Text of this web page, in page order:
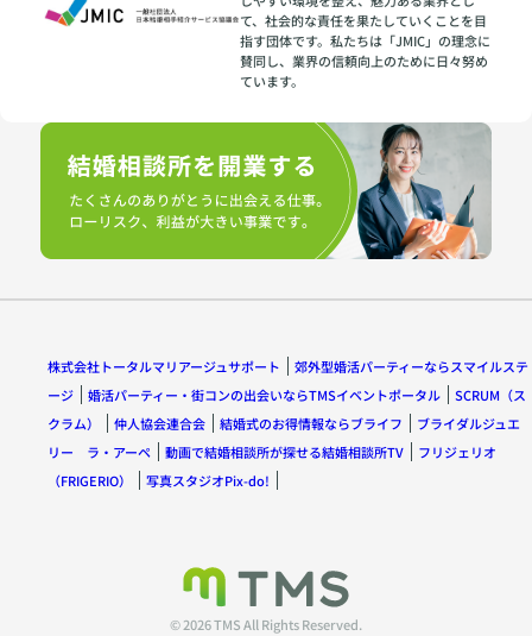
て、社会的な責任を果たしていくことを目
指す団体です。私たちは「JMIC」の理念に
賛同し、業界の信頼向上のために日々努め
ています。
株式会社トータルマリアージュサポート
郊外型婚活パーティーならスマイルステ
ージ
婚活パーティー・街コンの出会いならTMSイベントポータル
SCRUM（ス
クラム）
仲人協会連合会 結婚式のお得情報ならブライフ
ブライダルジュエ
リー ラ・アーペ
動画で結婚相談所が探せる結婚相談所TV
フリジェリオ
（FRIGERIO）
写真スタジオPix-do!
© 2026 TMS All Rights Reserved.